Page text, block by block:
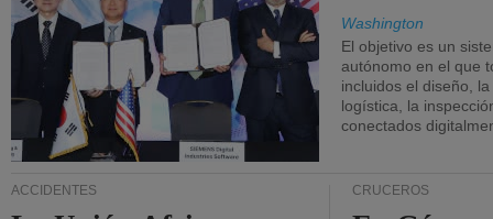
Washington
El objetivo es un
autónomo en el que
incluidos el diseño,
logística, la
conectados
ACCIDENTES CRUCEROS